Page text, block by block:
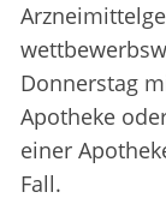
Donnerstag
Apotheke
einer
Fall.